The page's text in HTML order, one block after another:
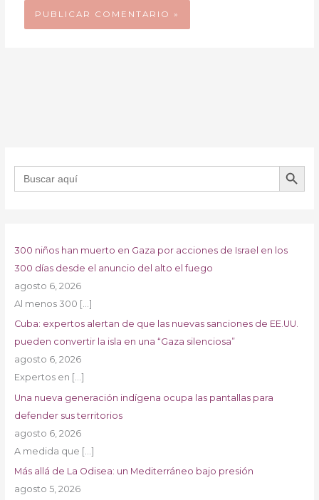
Buscar: BOTÓN DE
300 niños han muerto en Gaza por acciones de Israel en los
300 días desde el anuncio del alto el fuego
agosto 6, 2026
Al menos 300 […]
Cuba: expertos alertan de que las nuevas sanciones de EE.UU.
pueden convertir la isla en una “Gaza silenciosa”
agosto 6, 2026
Expertos en […]
Una nueva generación indígena ocupa las pantallas para
defender sus territorios
agosto 6, 2026
A medida que […]
Más allá de La Odisea: un Mediterráneo bajo presión
agosto 5, 2026